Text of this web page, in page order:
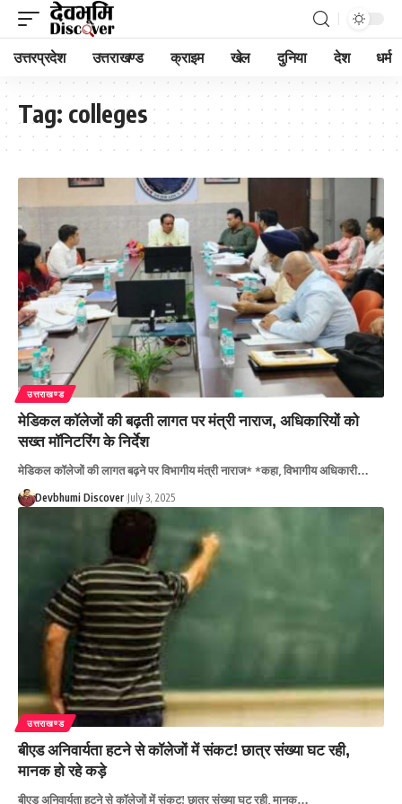
उत्तरप्रदेश उत्तराखण्ड क्राइम खेल दुनिया देश धर्म
Tag: colleges
उत्तराखण्ड
मेडिकल कॉलेजों की बढ़ती लागत पर मंत्री नाराज, अधिकारियों को
सख्त मॉनिटरिंग के निर्देश
मेडिकल कॉलेजों की लागत बढ़ने पर विभागीय मंत्री नाराज* *कहा, विभागीय अधिकारी…
Devbhumi Discover July 3, 2025
उत्तराखण्ड
बीएड अनिवार्यता हटने से कॉलेजों में संकट! छात्र संख्या घट रही,
मानक हो रहे कड़े
बीएड अनिवार्यता हटने से कॉलेजों में संकट! छात्र संख्या घट रही, मानक…